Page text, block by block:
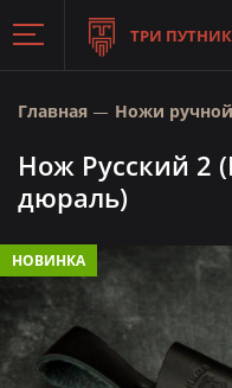
ТРИ
Главная Ножи
Нож Русский 2
дюраль)
НОВИНКА